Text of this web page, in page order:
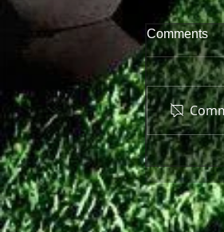
Πρώτη
στον
Comments